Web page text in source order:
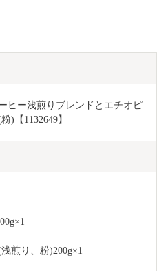
ヒー浅煎りブレンドとエチオピ
)【1132649】
煎り、粉)200g×1